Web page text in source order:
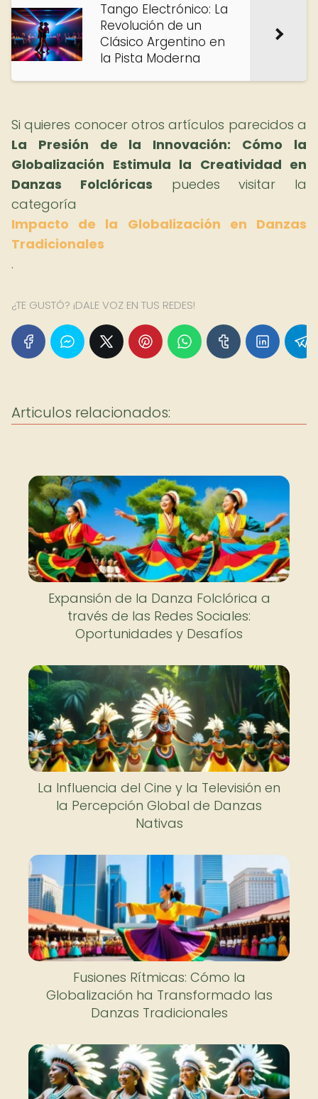
Tango Electrónico: La
Revolución de un
Clásico Argentino en
la Pista Moderna
Si quieres conocer otros artículos parecidos a
La Presión de la Innovación: Cómo la
Globalización Estimula la Creatividad en
Danzas Folclóricas puedes visitar la
categoría
Impacto de la Globalización en Danzas
Tradicionales
.
¿TE GUSTÓ? ¡DALE VOZ EN TUS REDES!
Articulos relacionados:
Expansión de la Danza Folclórica a
través de las Redes Sociales:
Oportunidades y Desafíos
La Influencia del Cine y la Televisión en
la Percepción Global de Danzas
Nativas
Fusiones Rítmicas: Cómo la
Globalización ha Transformado las
Danzas Tradicionales